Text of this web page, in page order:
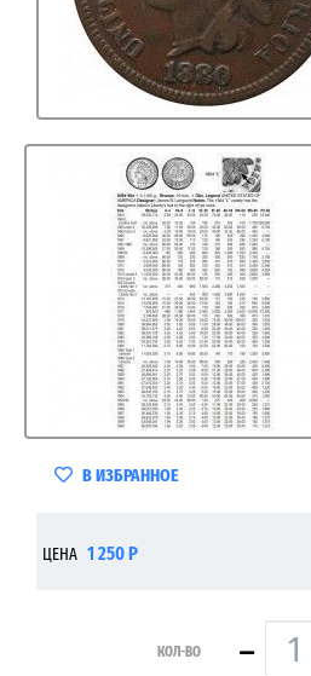
В ИЗБРАННОЕ
ЦЕНА 1 250 Р
КОЛ-ВО